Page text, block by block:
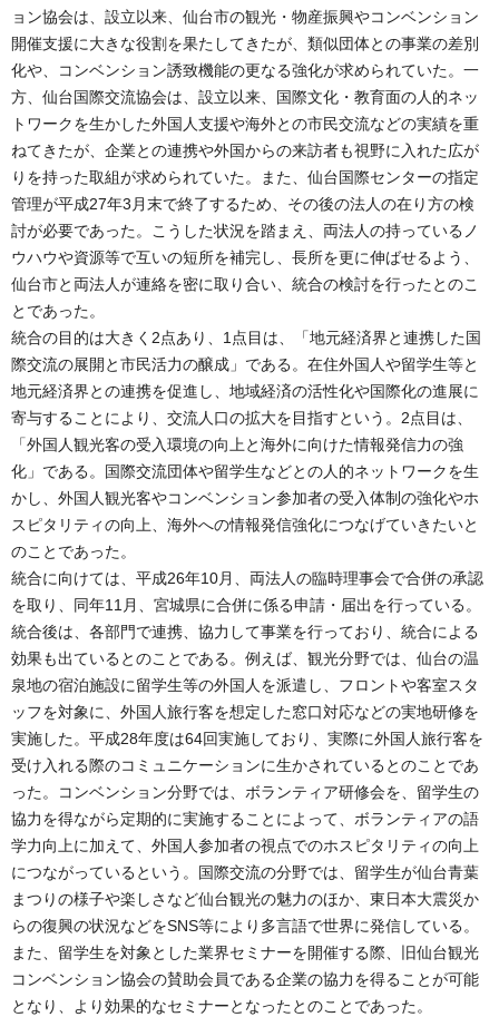
ョン協会は、設立以来、仙台市の観光・物産振興やコンベンション
開催支援に大きな役割を果たしてきたが、類似団体との事業の差別
化や、コンベンション誘致機能の更なる強化が求められていた。一
方、仙台国際交流協会は、設立以来、国際文化・教育面の人的ネッ
トワークを生かした外国人支援や海外との市民交流などの実績を重
ねてきたが、企業との連携や外国からの来訪者も視野に入れた広が
りを持った取組が求められていた。また、仙台国際センターの指定
管理が平成27年3月末で終了するため、その後の法人の在り方の検
討が必要であった。こうした状況を踏まえ、両法人の持っているノ
ウハウや資源等で互いの短所を補完し、長所を更に伸ばせるよう、
仙台市と両法人が連絡を密に取り合い、統合の検討を行ったとのこ
とであった。
統合の目的は大きく2点あり、1点目は、「地元経済界と連携した国
際交流の展開と市民活力の醸成」である。在住外国人や留学生等と
地元経済界との連携を促進し、地域経済の活性化や国際化の進展に
寄与することにより、交流人口の拡大を目指すという。2点目は、
「外国人観光客の受入環境の向上と海外に向けた情報発信力の強
化」である。国際交流団体や留学生などとの人的ネットワークを生
かし、外国人観光客やコンベンション参加者の受入体制の強化やホ
スピタリティの向上、海外への情報発信強化につなげていきたいと
のことであった。
統合に向けては、平成26年10月、両法人の臨時理事会で合併の承認
を取り、同年11月、宮城県に合併に係る申請・届出を行っている。
統合後は、各部門で連携、協力して事業を行っており、統合による
効果も出ているとのことである。例えば、観光分野では、仙台の温
泉地の宿泊施設に留学生等の外国人を派遣し、フロントや客室スタ
ッフを対象に、外国人旅行客を想定した窓口対応などの実地研修を
実施した。平成28年度は64回実施しており、実際に外国人旅行客を
受け入れる際のコミュニケーションに生かされているとのことであ
った。コンベンション分野では、ボランティア研修会を、留学生の
協力を得ながら定期的に実施することによって、ボランティアの語
学力向上に加えて、外国人参加者の視点でのホスピタリティの向上
につながっているという。国際交流の分野では、留学生が仙台青葉
まつりの様子や楽しさなど仙台観光の魅力のほか、東日本大震災か
らの復興の状況などをSNS等により多言語で世界に発信している。
また、留学生を対象とした業界セミナーを開催する際、旧仙台観光
コンベンション協会の賛助会員である企業の協力を得ることが可能
となり、より効果的なセミナーとなったとのことであった。